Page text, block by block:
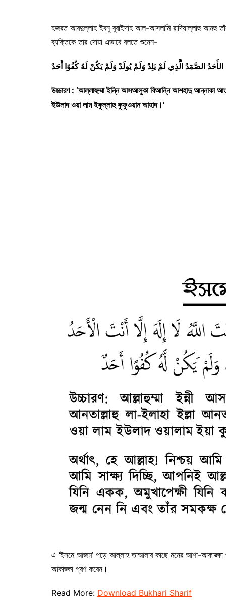
হজরত আবদুল্লাহ ইবনু বুরাইদাহ আল-আসলামি রাদিয়াল্লাহু আনহু
ব্যক্তিকে তার দোয়া এভাবে বলতে শুনেন-
الأَحَدُ الصَّمَدُ الَّذِي لَمْ يَلِدْ وَلَمْ يُولَدْ وَلَمْ يَكُنْ لَهُ كُفُوًا أَحَدٌ
উচ্চারণ : ‘আল্লাহুম্মা ইন্নি আসআলুকা বিআন্নি আশহাদু আন্নাকা
ইউলাদ ওয়া লাম ইকুল্লাহু কুফুওয়ান আহাদ।’
এ ‘ইসমে আজম’ পড়ে আল্লাহ তাআলার কাছে মনের আশা-আকাঙ্ক্ষা
আকাঙ্ক্ষা পূরণ করেন।
Read More: Download Bukhari Sharif